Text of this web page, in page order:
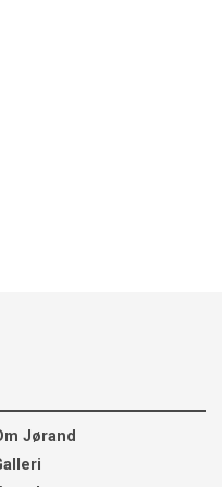
Jørand